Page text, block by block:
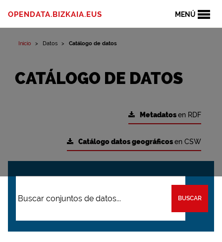
MENÚ
OPENDATA.BIZKAIA.EUS
Inicio Datos Catálogo de datos
CATÁLOGO DE DATOS
Metadatosen RDF
Catálogo datos geográficosen CSW
BUSCAR